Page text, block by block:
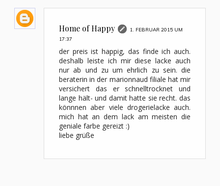
Home of Happy
1. FEBRUAR 2015 UM
17:37
der preis ist happig, das finde ich auch.
deshalb leiste ich mir diese lacke auch
nur ab und zu um ehrlich zu sein. die
beraterin in der marionnaud filiale hat mir
versichert das er schnelltrocknet und
lange hält- und damit hatte sie recht. das
könnnen aber viele drogerielacke auch.
mich hat an dem lack am meisten die
geniale farbe gereizt :)
liebe grüße